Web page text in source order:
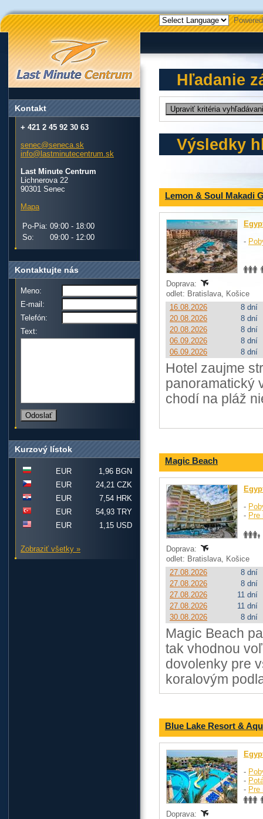
Hľadanie
Výsledky
Lemon & Soul Makadi
-
Doprava:
odlet: Bratislava, Košice
16.08.2026
8 dní
20.08.2026
8 dní
20.08.2026
8 dní
06.09.2026
8 dní
06.09.2026
8 dní
Hotel zaujme
panoramatický
chodí na pláž
Magic Beach
-
- Pre
Doprava:
odlet: Bratislava, Košice
27.08.2026
8 dní
27.08.2026
8 dní
27.08.2026
11 dní
27.08.2026
11 dní
30.08.2026
8 dní
Magic Beach
tak vhodnou
dovolenky pre
koralovým
Blue Lake Resort &
-
-
- Pre
Doprava:
Kontakt
+ 421 2 45 92 30 63
senec@seneca.sk
info@lastminutecentrum.sk
Last Minute Centrum
Lichnerova 22
90301 Senec
Mapa
Po-Pia: 09:00 - 18:00
So:
09:00 - 12:00
Kontaktujte nás
Meno:
E-mail:
Telefón:
Text:
Kurzový lístok
EUR
1,96 BGN
EUR
24,21 CZK
EUR
7,54 HRK
EUR
54,93 TRY
EUR
1,15 USD
Zobraziť všetky »